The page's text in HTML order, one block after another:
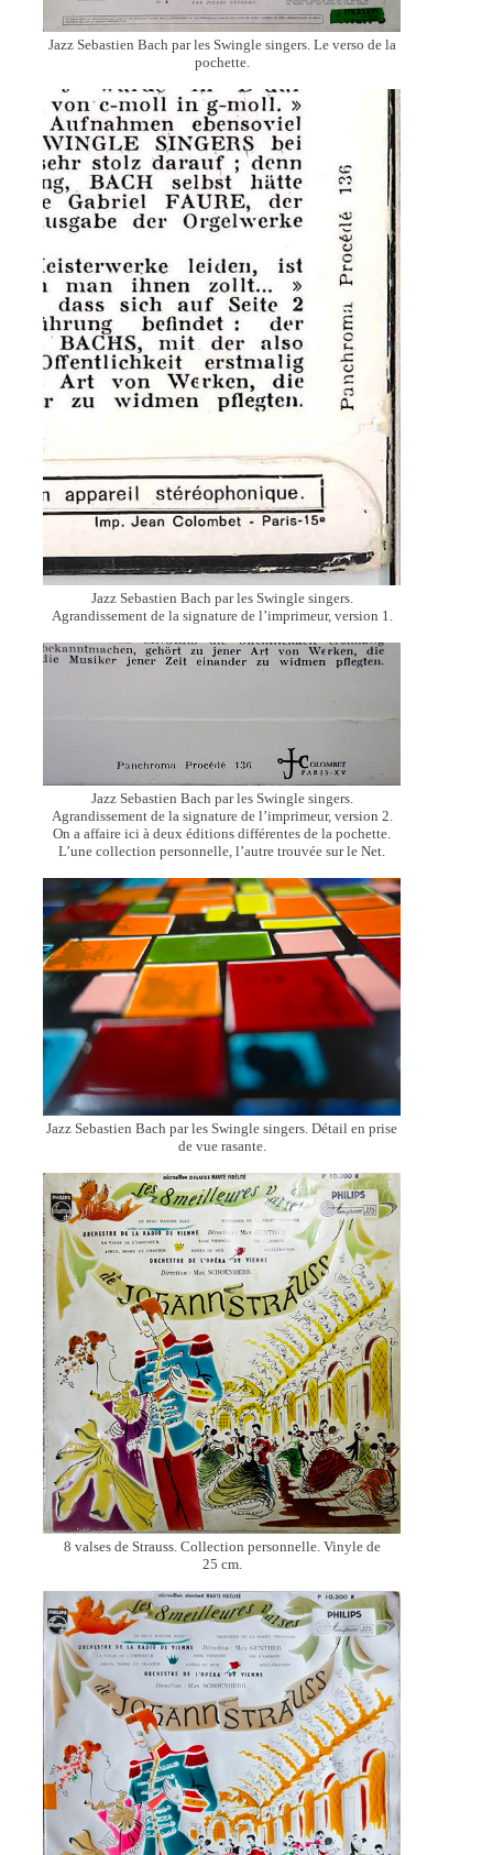
Jazz Sebastien Bach par les Swingle singers. Le verso de la
pochette.
Jazz Sebastien Bach par les Swingle singers.
Agrandissement de la signature de l’imprimeur, version 1.
Jazz Sebastien Bach par les Swingle singers.
Agrandissement de la signature de l’imprimeur, version 2.
On a affaire ici à deux éditions différentes de la pochette.
L’une collection personnelle, l’autre trouvée sur le Net.
Jazz Sebastien Bach par les Swingle singers. Détail en prise
de vue rasante.
8 valses de Strauss. Collection personnelle. Vinyle de
25 cm.